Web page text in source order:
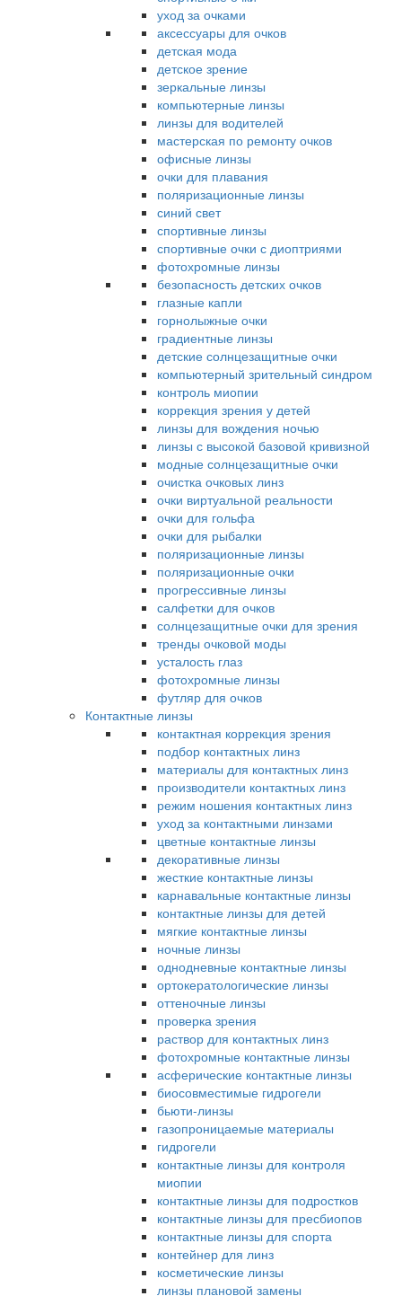
уход за очками
аксессуары для очков
детская мода
детское зрение
зеркальные линзы
компьютерные линзы
линзы для водителей
мастерская по ремонту очков
офисные линзы
очки для плавания
поляризационные линзы
синий свет
спортивные линзы
спортивные очки с диоптриями
фотохромные линзы
безопасность детских очков
глазные капли
горнолыжные очки
градиентные линзы
детские солнцезащитные очки
компьютерный зрительный синдром
контроль миопии
коррекция зрения у детей
линзы для вождения ночью
линзы с высокой базовой кривизной
модные солнцезащитные очки
очистка очковых линз
очки виртуальной реальности
очки для гольфа
очки для рыбалки
поляризационные линзы
поляризационные очки
прогрессивные линзы
салфетки для очков
солнцезащитные очки для зрения
тренды очковой моды
усталость глаз
фотохромные линзы
футляр для очков
Контактные линзы
контактная коррекция зрения
подбор контактных линз
материалы для контактных линз
производители контактных линз
режим ношения контактных линз
уход за контактными линзами
цветные контактные линзы
декоративные линзы
жесткие контактные линзы
карнавальные контактные линзы
контактные линзы для детей
мягкие контактные линзы
ночные линзы
однодневные контактные линзы
ортокератологические линзы
оттеночные линзы
проверка зрения
раствор для контактных линз
фотохромные контактные линзы
асферические контактные линзы
биосовместимые гидрогели
бьюти-линзы
газопроницаемые материалы
гидрогели
контактные линзы для контроля
миопии
контактные линзы для подростков
контактные линзы для пресбиопов
контактные линзы для спорта
контейнер для линз
косметические линзы
линзы плановой замены